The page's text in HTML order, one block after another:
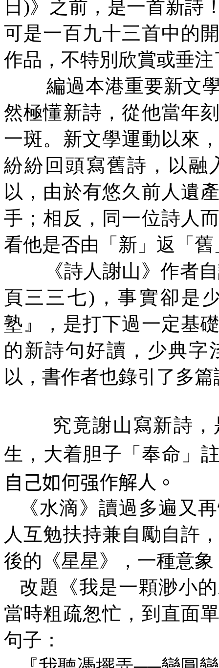
日 )》之前，是一首新詩
可是一百九十三首中的
作品，不特別欣賞或垂注
編過本港重要新文
然極懂新詩，從他當年
一斑。新文學運動以來
紛紛回頭寫舊詩，以融
以，由於有悠久前人遺
手；相反，同一位詩人
看他是否由「新」返「
《詩人謝山》作者
頁三三七) ，事實卻是
塾 』，是打下過一定基
的新詩句好讀，少典字
以，書作者也錄引了多
究竟謝山寫新詩
生，大着胆子「奉命」
自己如何强作解人。
《水滴》讀過多遍又
人互勉扶持兼自勵自許
後的《星星》，一種意
改題《我是一顆渺小
當時粗疏怱忙，到直面
句子：